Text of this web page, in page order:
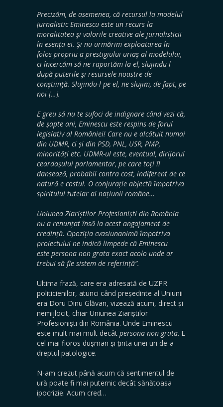
Precizăm, de asemenea, că recursul la modelul
jurnalistic Eminescu este un recurs la
moralitatea şi valorile creative ale jurnalisticii
în esenţa ei. Şi nu urmărim exploatarea în
folos propriu a prestigiului uriaş al modelului,
ci încercăm să ne raportăm la el, slujindu-l
după puterile şi resursele noastre de
conştiinţă. Slujindu-l pe el, ne slujim, de fapt, pe
noi […].
E greu să nu te sufoci de indignare când vezi că,
de șapte ani, Eminescu este respins de forul
legislativ al României! Care nu e alcătuit numai
din UDMR, ci și din PSD, PNL, USR, PMP,
minorități etc. UDMR-ul este, eventual, dirijorul
ceardașului parlamentar, pe care toți îl
dansează, probabil contra cost, indiferent de ce
natură e costul. O conjurație abjectă împotriva
spiritului tutelar al națiunii române…
Uniunea Ziariștilor Profesioniști din România
nu a renunțat însă la acest angajament de
credință. Opoziția cvasiunanimă împotriva
proiectului ne indică limpede că Eminescu
este persona non grata exact acolo unde ar
trebui să fie sistem de referință”.
Ultima frază, care era adresată de UZPR
politicienilor, atunci când președinte al Uniunii
era Doru Dinu Glăvan, vizează acum, direct și
nemijlocit, chiar Uniunea Ziariștilor
Profesioniști din România. Unde Eminescu
este mult mai mult decât persona non grata. E
cel mai fioros dușman și ținta unei uri de-a
dreptul patologice.
N-am crezut până acum că sentimentul de
ură poate fi mai puternic decât sănătoasa
ipocrizie. Acum cred…